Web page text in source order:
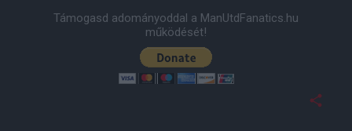
Támogasd adományoddal a ManUtdFanatics.hu
működését!